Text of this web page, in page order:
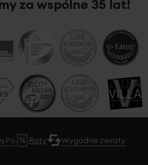
za wspólne 35 lat!
Raty Wygodne zwroty